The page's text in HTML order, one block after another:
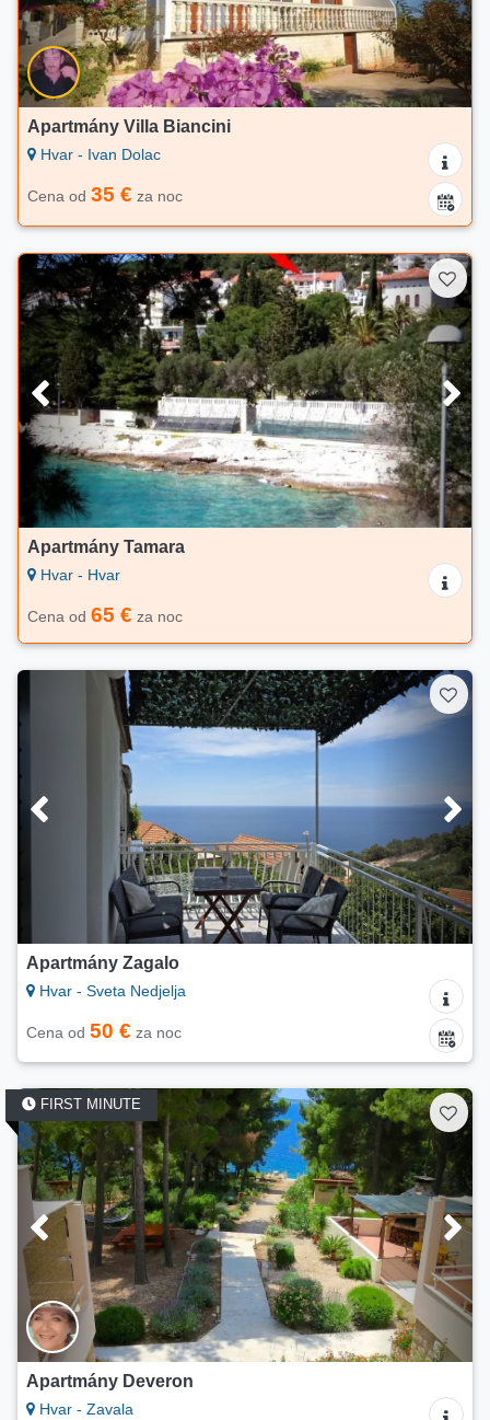
Apartmány Villa Biancini
Hvar - Ivan Dolac
Cena od 35 € za noc
Apartmány Tamara
Hvar - Hvar
Cena od 65 € za noc
Apartmány Zagalo
Hvar - Sveta Nedjelja
Cena od 50 € za noc
FIRST MINUTE
Apartmány Deveron
Hvar - Zavala